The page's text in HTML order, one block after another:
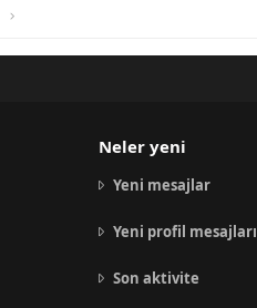
Neler yeni
Yeni mesajlar
Yeni profil mesajları
Son aktivite